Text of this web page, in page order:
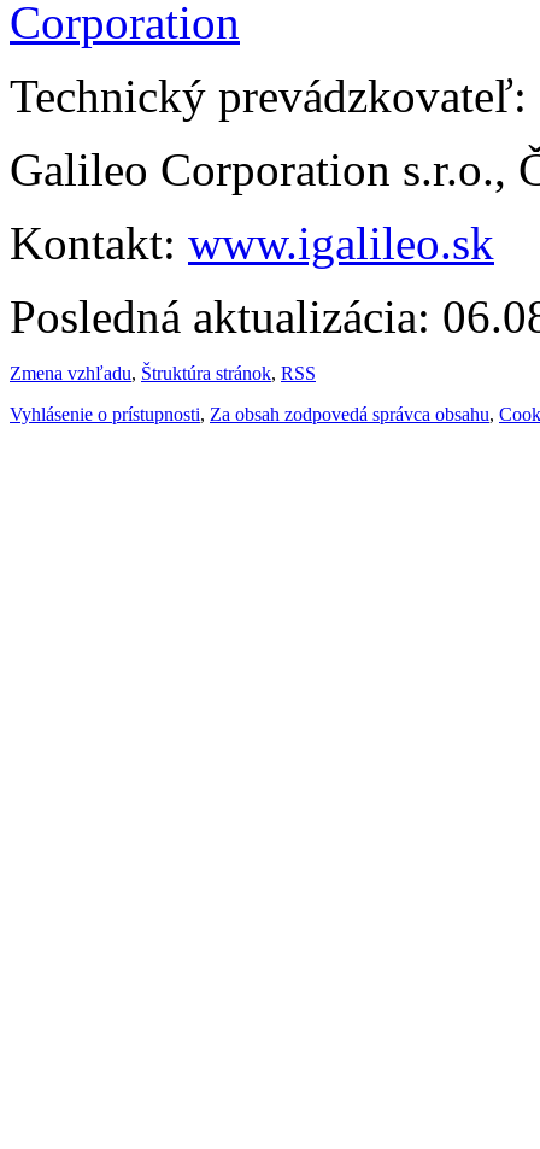
Technický prevádzkovateľ:
Galileo Corporation s.r.o.,
Kontakt: www.igalileo.sk
Posledná aktualizácia:
Zmena vzhľadu, Štruktúra stránok, RSS
Vyhlásenie o prístupnosti, Za obsah zodpovedá správca obsahu,